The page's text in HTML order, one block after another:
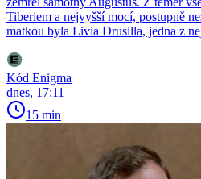
Tiberiem a nejvyšší mocí, postupně
matkou byla Livia Drusilla, jedna z
Kód Enigma
dnes, 17:11
15 min